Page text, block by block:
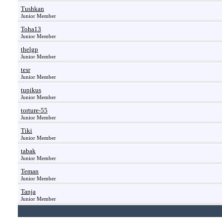
Tushkan
Junior Member
Toha13
Junior Member
thelgp
Junior Member
tesr
Junior Member
tupikus
Junior Member
torture-55
Junior Member
Tiki
Junior Member
tabak
Junior Member
Teman
Junior Member
Tanja
Junior Member